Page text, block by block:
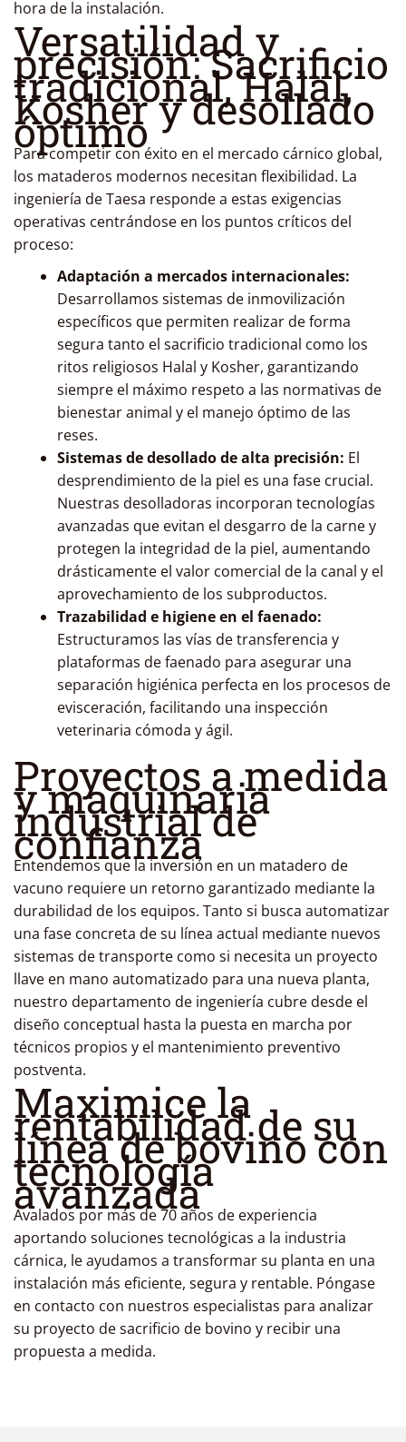
hora de la instalación.
Versatilidad y
precisión: Sacrificio
tradicional, Halal,
Kosher y desollado
óptimo
Para competir con éxito en el mercado cárnico global,
los mataderos modernos necesitan flexibilidad. La
ingeniería de Taesa responde a estas exigencias
operativas centrándose en los puntos críticos del
proceso:
Adaptación a mercados internacionales:
Desarrollamos sistemas de inmovilización
específicos que permiten realizar de forma
segura tanto el sacrificio tradicional como los
ritos religiosos Halal y Kosher, garantizando
siempre el máximo respeto a las normativas de
bienestar animal y el manejo óptimo de las
reses.
Sistemas de desollado de alta precisión: El
desprendimiento de la piel es una fase crucial.
Nuestras desolladoras incorporan tecnologías
avanzadas que evitan el desgarro de la carne y
protegen la integridad de la piel, aumentando
drásticamente el valor comercial de la canal y el
aprovechamiento de los subproductos.
Trazabilidad e higiene en el faenado:
Estructuramos las vías de transferencia y
plataformas de faenado para asegurar una
separación higiénica perfecta en los procesos de
evisceración, facilitando una inspección
veterinaria cómoda y ágil.
Proyectos a medida
y maquinaria
industrial de
confianza
Entendemos que la inversión en un matadero de
vacuno requiere un retorno garantizado mediante la
durabilidad de los equipos. Tanto si busca automatizar
una fase concreta de su línea actual mediante nuevos
sistemas de transporte como si necesita un proyecto
llave en mano automatizado para una nueva planta,
nuestro departamento de ingeniería cubre desde el
diseño conceptual hasta la puesta en marcha por
técnicos propios y el mantenimiento preventivo
postventa.
Maximice la
rentabilidad de su
línea de bovino con
tecnología
avanzada
Avalados por más de 70 años de experiencia
aportando soluciones tecnológicas a la industria
cárnica, le ayudamos a transformar su planta en una
instalación más eficiente, segura y rentable. Póngase
en contacto con nuestros especialistas para analizar
su proyecto de sacrificio de bovino y recibir una
propuesta a medida.